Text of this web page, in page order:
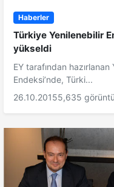
Haberler
Türkiye Yenilenebilir
yükseldi
EY tarafından
Endeksi’nde, Türki...
26.10.20155,635